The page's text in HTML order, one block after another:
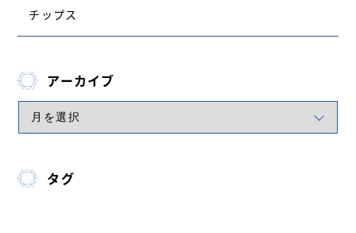
チップス
アーカイブ
タグ